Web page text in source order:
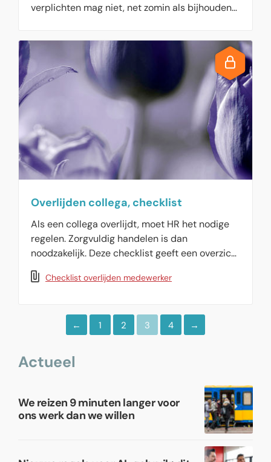
verplichten mag niet, net zomin als bijhouden
mogelijk maken.
Overlijden collega, checklist
Als een collega overlijdt, moet HR het nodige
regelen. Zorgvuldig handelen is dan
noodzakelijk. Deze checklist geeft een overzicht
van de te nemen maatregelen.
Checklist overlijden medewerker
1 2 3 4
Actueel
We reizen 9 minuten langer voor
ons werk dan we willen